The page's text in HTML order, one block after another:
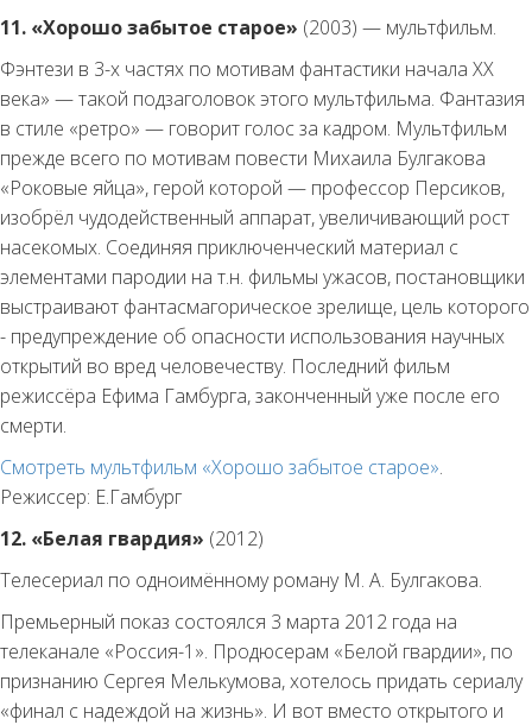
11. «Хорошо забытое старое» (2003) — мультфильм.
Фэнтези в 3-х частях по мотивам фантастики начала XX
века» — такой подзаголовок этого мультфильма. Фантазия
в стиле «ретро» — говорит голос за кадром. Мультфильм
прежде всего по мотивам повести Михаила Булгакова
«Роковые яйца», герой которой — профессор Персиков,
изобрёл чудодейственный аппарат, увеличивающий рост
насекомых. Соединяя приключенческий материал с
элементами пародии на т.н. фильмы ужасов, постановщики
выстраивают фантасмагорическое зрелище, цель которого
- предупреждение об опасности использования научных
открытий во вред человечеству. Последний фильм
режиссёра Ефима Гамбурга, законченный уже после его
смерти.
Смотреть мультфильм «Хорошо забытое старое».
Режиссер: Е.Гамбург
12. «Белая гвардия» (2012)
Телесериал по одноимённому роману М. А. Булгакова.
Премьерный показ состоялся 3 марта 2012 года на
телеканале «Россия-1». Продюсерам «Белой гвардии», по
признанию Сергея Мелькумова, хотелось придать сериалу
«финал с надеждой на жизнь». И вот вместо открытого и